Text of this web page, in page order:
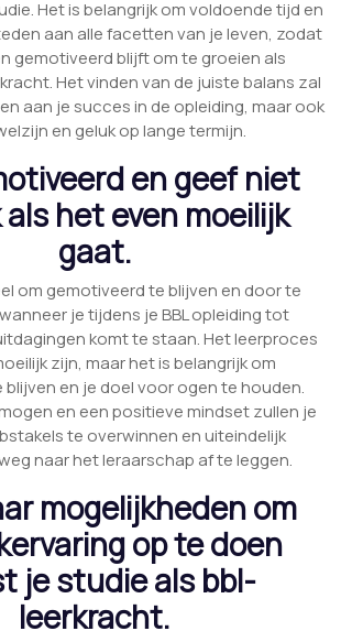
Het is belangrijk om voldoende tijd en
aan alle facetten van je leven, zodat
gemotiveerd blijft om te groeien als
Het vinden van de juiste balans zal
aan je succes in de opleiding, maar ook
en geluk op lange termijn.
en geef niet
als het even moeilijk
gaat.
om gemotiveerd te blijven en door te
je tijdens je BBL opleiding tot
komt te staan. Het leerproces
zijn, maar het is belangrijk om
en je doel voor ogen te houden.
en een positieve mindset zullen je
te overwinnen en uiteindelijk
naar het leraarschap af te leggen.
mogelijkheden om
op te doen
je studie als bbl-
leerkracht.